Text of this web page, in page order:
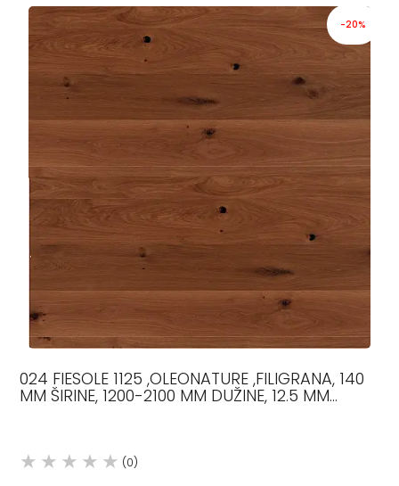
-20%
024 FIESOLE 1125 ,OLEONATURE ,FILIGRANA, 140
MM ŠIRINE, 1200-2100 MM DUŽINE, 12.5 MM
(0)